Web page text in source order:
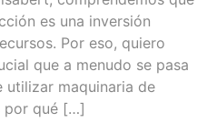
es una inversión
Por eso, quiero
que a menudo se pasa
maquinaria de
por qué […]